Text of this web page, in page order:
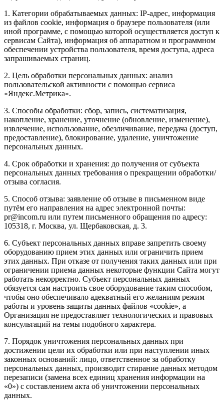
1. Категории обрабатываемых данных: IP-адрес, информация
из файлов cookie, информация о браузере пользователя (или
иной программе, с помощью которой осуществляется доступ к
сервисам Сайта), информация об аппаратном и программном
обеспечении устройства пользователя, время доступа, адреса
запрашиваемых страниц.
2. Цель обработки персональных данных: анализ
пользовательской активности с помощью сервиса
«Яндекс.Метрика».
3. Способы обработки: сбор, запись, систематизация,
накопление, хранение, уточнение (обновление, изменение),
извлечение, использование, обезличивание, передача (доступ,
предоставление), блокирование, удаление, уничтожение
персональных данных.
4. Срок обработки и хранения: до получения от субъекта
персональных данных требования о прекращении обработки/
отзыва согласия.
5. Способ отзыва: заявление об отзыве в письменном виде
путём его направления на адрес электронной почты:
pr@incom.ru или путем письменного обращения по адресу:
105318, г. Москва, ул. Щербаковская, д. 3.
6. Субъект персональных данных вправе запретить своему
оборудованию прием этих данных или ограничить прием
этих данных. При отказе от получения таких данных или при
ограничении приема данных некоторые функции Сайта могут
работать некорректно. Субъект персональных данных
обязуется сам настроить свое оборудование таким способом,
чтобы оно обеспечивало адекватный его желаниям режим
работы и уровень защиты данных файлов «cookie», а
Организация не предоставляет технологических и правовых
консультаций на темы подобного характера.
7. Порядок уничтожения персональных данных при
достижении цели их обработки или при наступлении иных
законных оснований: лицо, ответственное за обработку
персональных данных, производит стирание данных методом
перезаписи (замена всех единиц хранения информации на
«0») с составлением акта об уничтожении персональных
данных.